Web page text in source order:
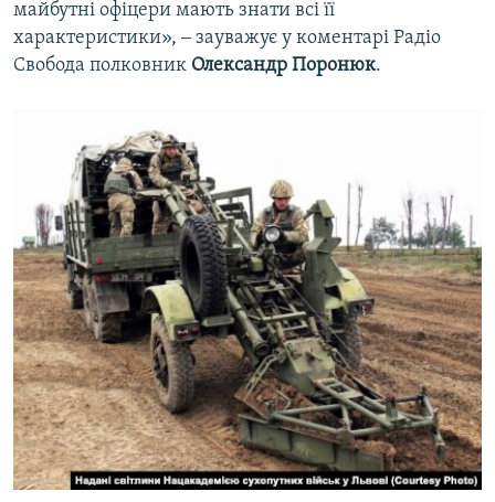
майбутні офіцери мають знати всі її
характеристики», ‒ зауважує у коментарі Радіо
Свобода полковник Олександр Поронюк.